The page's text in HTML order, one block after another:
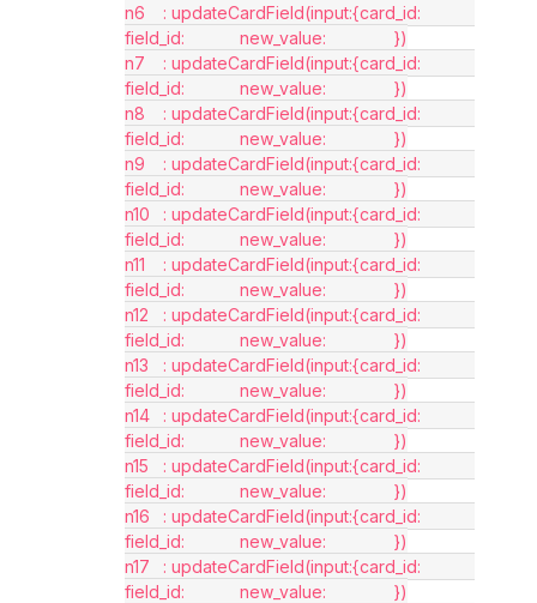
n6	: updateCardField(input:{card_id:
field_id:		new_value:		})
n7	: updateCardField(input:{card_id:
field_id:		new_value:		})
n8	: updateCardField(input:{card_id:
field_id:		new_value:		})
n9	: updateCardField(input:{card_id:
field_id:		new_value:		})
n10	: updateCardField(input:{card_id:
field_id:		new_value:		})
n11	: updateCardField(input:{card_id:
field_id:		new_value:		})
n12	: updateCardField(input:{card_id:
field_id:		new_value:		})
n13	: updateCardField(input:{card_id:
field_id:		new_value:		})
n14	: updateCardField(input:{card_id:
field_id:		new_value:		})
n15	: updateCardField(input:{card_id:
field_id:		new_value:		})
n16	: updateCardField(input:{card_id:
field_id:		new_value:		})
n17	: updateCardField(input:{card_id:
field_id:		new_value:		})